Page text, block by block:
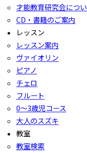
才能教育研究会につ
CD・書籍のご案内
レッスン
レッスン案内
ヴァイオリン
ピアノ
チェロ
フルート
0〜3歳児コース
大人のスズキ
教室
教室検索